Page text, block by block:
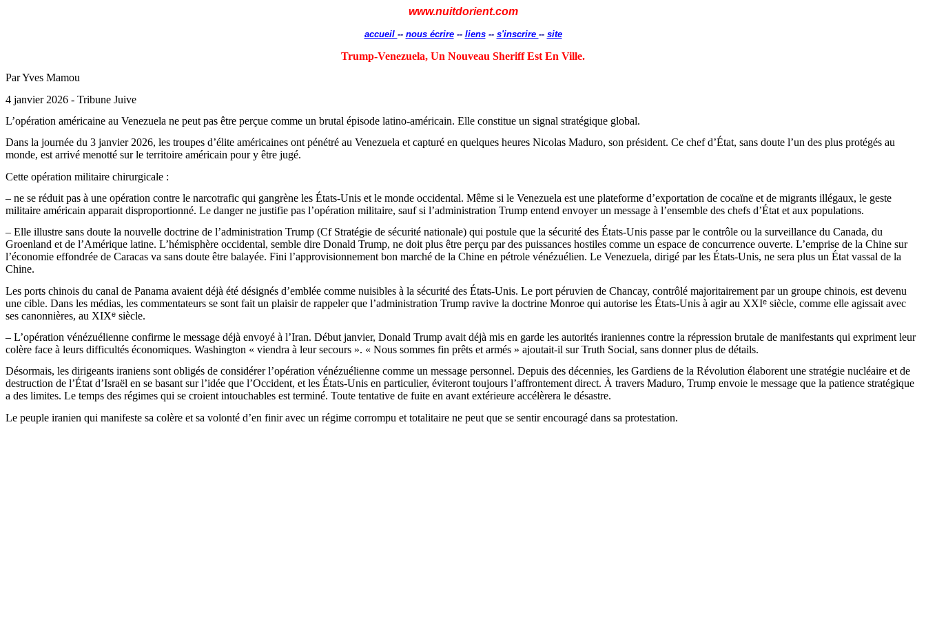
www.nuitdorient.com
accueil -- nous écrire-- liens-- s'inscrire -- site
Trump-Venezuela, Un Nouveau Sheriff Est En Ville.
Par Yves Mamou
4 janvier 2026 - Tribune Juive
L’opération américaine au Venezuela ne peut pas être perçue comme un brutal épisode latino-américain. Elle constitue un signal stratégique global.
Dans la journée du 3 janvier 2026, les troupes d’élite américaines ont pénétré au Venezuela et capturé en quelques heures Nicolas Maduro, son président. Ce chef d’État, sans doute l’un des plus protégés au
monde, est arrivé menotté sur le territoire américain pour y être jugé.
Cette opération militaire chirurgicale :
– ne se réduit pas à une opération contre le narcotrafic qui gangrène les États-Unis et le monde occidental. Même si le Venezuela est une plateforme d’exportation de cocaïne et de migrants illégaux, le geste
militaire américain apparait disproportionné. Le danger ne justifie pas l’opération militaire, sauf si l’administration Trump entend envoyer un message à l’ensemble des chefs d’État et aux populations.
– Elle illustre sans doute la nouvelle doctrine de l’administration Trump (CfStratégie de sécurité nationale) qui postule que la sécurité des États-Unis passe par le contrôle ou la surveillance du Canada, du
Groenland et de l’Amérique latine. L’hémisphère occidental, semble dire Donald Trump, ne doit plus être perçu par des puissances hostiles comme un espace de concurrence ouverte. L’emprise de la Chine sur
l’économie effondrée de Caracas va sans doute être balayée. Fini l’approvisionnement bon marché de la Chine en pétrole vénézuélien. Le Venezuela, dirigé par les États-Unis, ne sera plus un État vassal de la
Chine.
Les ports chinois du canal de Panama avaient déjà été désignés d’emblée comme nuisibles à la sécurité des États-Unis. Le port péruvien de Chancay, contrôlé majoritairement par un groupe chinois, est devenu
une cible. Dans les médias, les commentateurs se sont fait un plaisir de rappeler que l’administration Trump ravive la doctrine Monroe qui autorise les États-Unis à agir au XXIᵉ siècle, comme elle agissait avec
ses canonnières, au XIXᵉ siècle.
– L’opération vénézuélienne confirme le message déjà envoyé à l’Iran. Début janvier, Donald Trump avait déjà mis en garde les autorités iraniennes contre la répression brutale de manifestants qui expriment leur
colère face à leurs difficultés économiques. Washington « viendra à leur secours ». « Nous sommes fin prêts et armés » ajoutait-il surTruth Social, sans donner plus de détails.
Désormais, les dirigeants iraniens sont obligés de considérer l’opération vénézuélienne comme un message personnel. Depuis des décennies, les Gardiens de la Révolution élaborent une stratégie nucléaire et de
destruction de l’État d’Israël en se basant sur l’idée que l’Occident, et les États-Unis en particulier, éviteront toujours l’affrontement direct. À travers Maduro, Trump envoie le message que la patience stratégique
a des limites. Le temps des régimes qui se croient intouchables est terminé. Toute tentative de fuite en avant extérieure accélèrera le désastre.
Le peuple iranien qui manifeste sa colère et sa volonté d’en finir avec un régime corrompu et totalitaire ne peut que se sentir encouragé dans sa protestation.